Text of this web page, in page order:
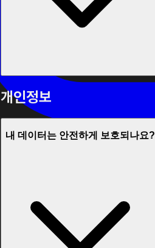
개인정보
내 데이터는 안전하게 보호되나요?